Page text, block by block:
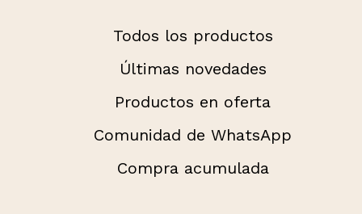
Todos los productos
Últimas novedades
Productos en oferta
Comunidad de WhatsApp
Compra acumulada